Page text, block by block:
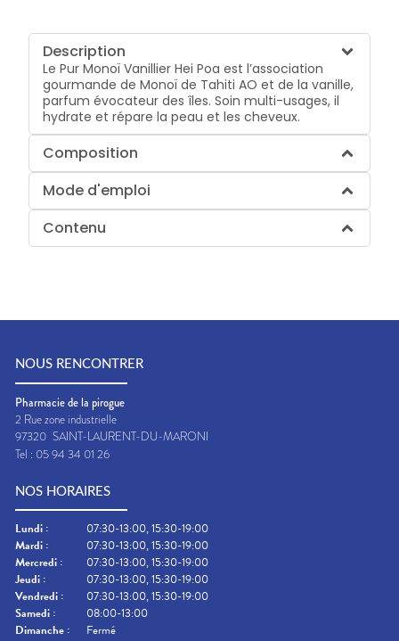
Description
Le Pur Monoï Vanillier Hei Poa est l’association
gourmande de Monoï de Tahiti AO et de la vanille,
parfum évocateur des îles. Soin multi-usages, il
hydrate et répare la peau et les cheveux.
Composition
Mode d'emploi
Contenu
NOUS RENCONTRER
Pharmacie de la pirogue
2 Rue zone industrielle
97320 SAINT-LAURENT-DU-MARONI
Tel : 05 94 34 01 26
NOS HORAIRES
Lundi :
07:30-13:00, 15:30-19:00
Mardi :
07:30-13:00, 15:30-19:00
Mercredi :
07:30-13:00, 15:30-19:00
Jeudi :
07:30-13:00, 15:30-19:00
Vendredi :
07:30-13:00, 15:30-19:00
Samedi :
08:00-13:00
Dimanche : Fermé